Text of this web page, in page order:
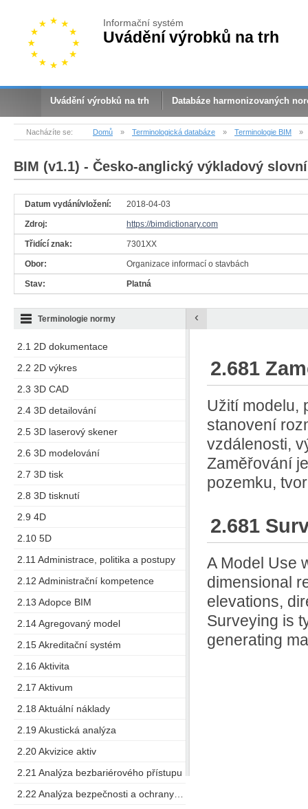
Informační systém
Uvádění výrobků na trh
Uvádění výrobků na trh Databáze harmonizovaných
Nacházíte se: Domů » Terminologická databáze » Terminologie BIM »
BIM (v1.1) - Česko-anglický výkladový
Datum vydání/vložení: 2018-04-03
Zdroj: https://bimdictionary.com
Třidící znak: 7301XX
Obor: Organizace informací o stavbách
Stav: Platná
2.1 2D dokumentace
2.2 2D výkres
2.3 3D CAD
2.4 3D detailování
2.5 3D laserový skener
2.6 3D modelování
2.7 3D tisk
2.8 3D tisknutí
2.9 4D
2.10 5D
2.11 Administrace, politika a postupy
2.12 Administrační kompetence
2.13 Adopce BIM
2.14 Agregovaný model
2.15 Akreditační systém
2.16 Aktivita
2.17 Aktivum
2.18 Aktuální náklady
2.19 Akustická analýza
2.20 Akvizice aktiv
2.21 Analýza bezbariérového přístupu
Terminologie normy ‹
2.681
Užití modelu,
stanovení
vzdálenosti,
Zaměřování
pozemku,
2.681
A Model Use
dimensional
elevations,
Surveying is
generating